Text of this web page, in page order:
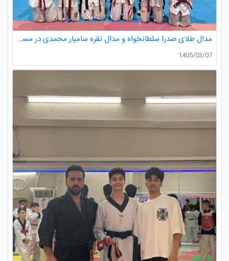
مدال طلای صدرا سلطانخواه و مدال نقره سامیار محمدی در مسابقات قهرمانی نونهالان استان گیلان
1405/03/07